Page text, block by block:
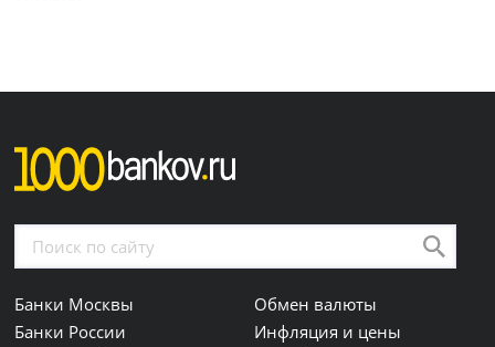
Банки Москвы
Банки России
Обмен валюты
Инфляция и цены